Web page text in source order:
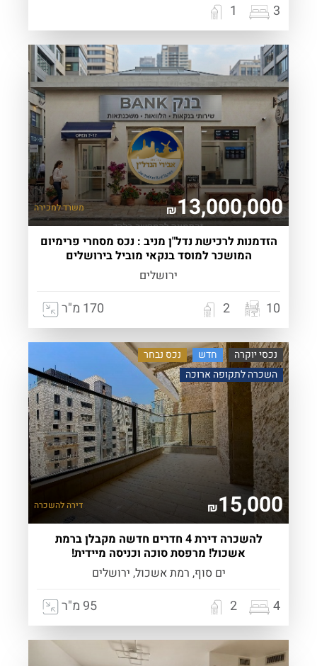
3
1
₪13,000,000 משרדלמכירה
הזדמנות לרכישת נדל"ן מניב : נכס מסחרי פרימיום
המושכר למוסד בנקאי מוביל בירושלים
ירושלים
10
2 170 מ"ר
נכסי יוקרה חדש
נכס נבחר
השכרה לתקופה ארוכה
₪15,000 דירהלהשכרה
להשכרה דירת 4 חדרים חדשה מקבלן ברמת
אשכול! מרפסת סוכה וכניסה מיידית!
ים סוף, רמת אשכול, ירושלים
4
2 95 מ"ר